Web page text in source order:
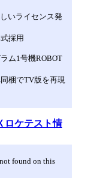
いライセンス発
採用
ム1号機ROBOT
梱でTV版を再現
ロケテスト情
found on this